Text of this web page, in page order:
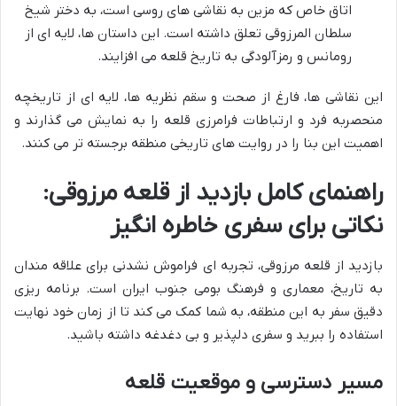
اتاق خاص که مزین به نقاشی های روسی است، به دختر شیخ
سلطان المرزوقی تعلق داشته است. این داستان ها، لایه ای از
رومانس و رمزآلودگی به تاریخ قلعه می افزایند.
این نقاشی ها، فارغ از صحت و سقم نظریه ها، لایه ای از تاریخچه
منحصربه فرد و ارتباطات فرامرزی قلعه را به نمایش می گذارند و
اهمیت این بنا را در روایت های تاریخی منطقه برجسته تر می کنند.
راهنمای کامل بازدید از قلعه مرزوقی:
نکاتی برای سفری خاطره انگیز
بازدید از قلعه مرزوقی، تجربه ای فراموش نشدنی برای علاقه مندان
به تاریخ، معماری و فرهنگ بومی جنوب ایران است. برنامه ریزی
دقیق سفر به این منطقه، به شما کمک می کند تا از زمان خود نهایت
استفاده را ببرید و سفری دلپذیر و بی دغدغه داشته باشید.
مسیر دسترسی و موقعیت قلعه